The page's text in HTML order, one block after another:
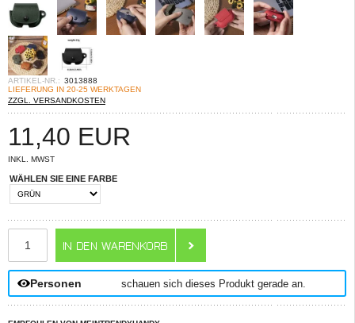
ARTIKEL-NR.: 3013888
LIEFERUNG IN 20-25 WERKTAGEN
ZZGL. VERSANDKOSTEN
11,40 EUR
INKL. MWST
WÄHLEN SIE EINE FARBE
Personen schauen sich dieses Produkt gerade an.